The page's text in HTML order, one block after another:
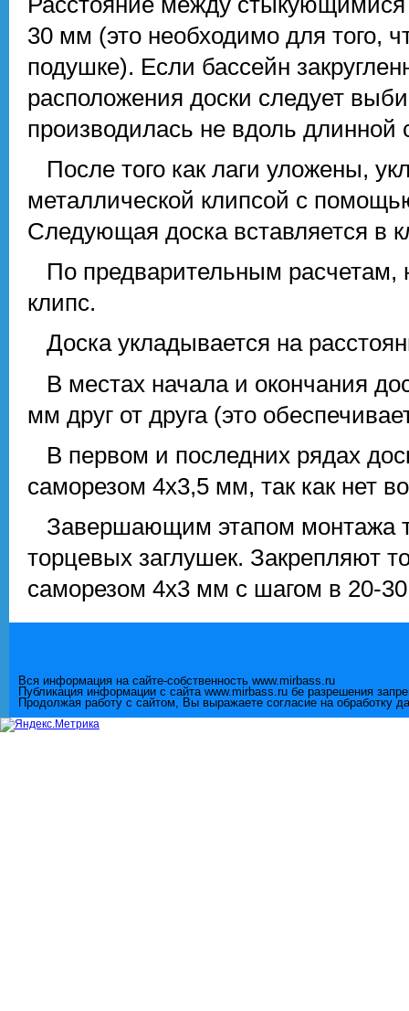
30 мм (это необходимо для того,
подушке). Если бассейн
расположения доски следует
производилась не вдоль длинной
После того как лаги уложены,
металлической клипсой с
Следующая доска вставляется в
По предварительным расчетам,
клипс.
Доска укладывается на
В местах начала и окончания
мм друг от друга (это
В первом и последних рядах
саморезом 4х3,5 мм, так как нет
Завершающим этапом монтажа
торцевых заглушек. Закрепляют
саморезом 4х3 мм с шагом в 20-
Вся информация на сайте-собственность www.mirbass.ru
Публикация информации с сайта www.mirbass.ru бе разрешения
Продолжая работу с сайтом, Вы выражаете согласие на обработку